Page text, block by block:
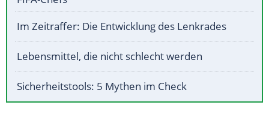
Im Zeitraffer: Die Entwicklung des Lenkrades
Lebensmittel, die nicht schlecht werden
Sicherheitstools: 5 Mythen im Check